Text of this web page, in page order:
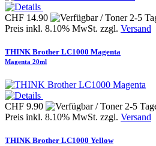
CHF 14.90
Preis inkl. 8.10% MwSt. zzgl. Versand
THINK Brother LC1000 Magenta
Magenta 20ml
CHF 9.90
Preis inkl. 8.10% MwSt. zzgl. Versand
THINK Brother LC1000 Yellow